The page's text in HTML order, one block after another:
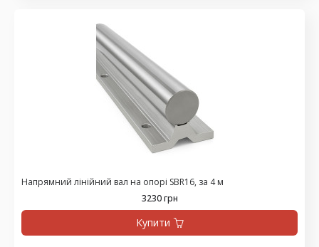
Напрямний лінійний вал на опорі SBR16, за 4 м
3230 грн
Купити